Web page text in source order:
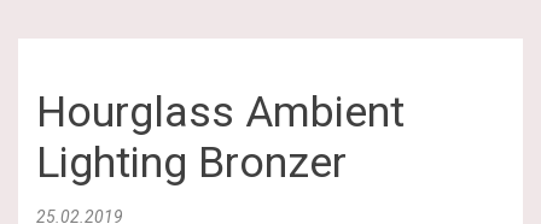
Hourglass Ambient
Lighting Bronzer
25.02.2019